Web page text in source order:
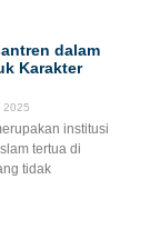
dalam
Karakter
2025
institusi
tertua di
tidak